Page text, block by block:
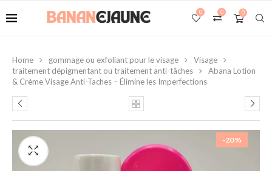
0
0
0
Home gommage ou exfoliant pour le visage
Visage
traitement dépigmentant ou traitement anti-tâches
Abana Lotion
& Crème Visage Anti-Taches – Élimine les Imperfections
-20%